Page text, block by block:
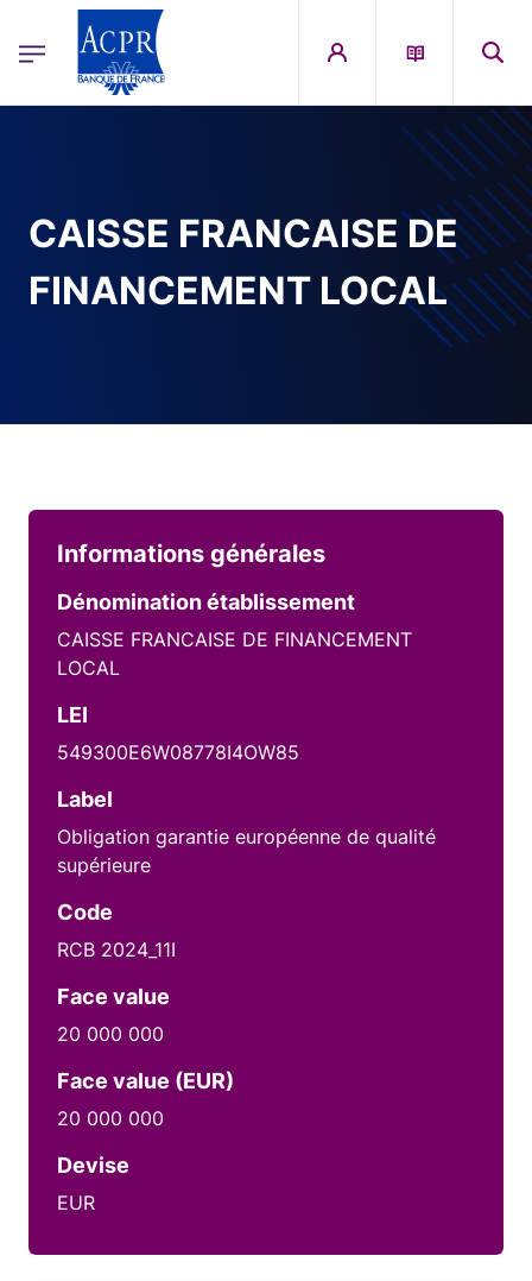
ACPR Menu Principal (French)
CAISSE FRANCAISE DE
FINANCEMENT LOCAL
Informations générales
Dénomination établissement
CAISSE FRANCAISE DE FINANCEMENT
LOCAL
LEI
549300E6W08778I4OW85
Label
Obligation garantie européenne de qualité
supérieure
Code
RCB 2024_11I
Face value
20 000 000
Face value (EUR)
20 000 000
Devise
EUR